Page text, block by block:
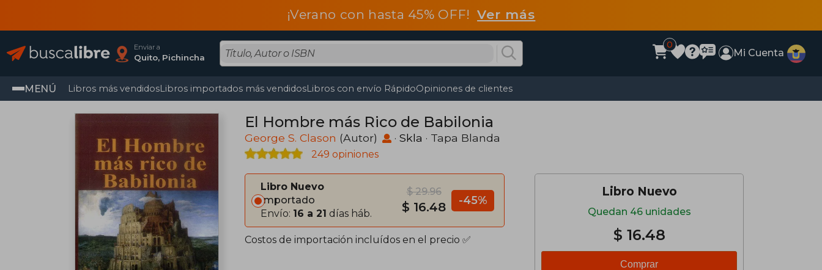
¡Verano con hasta 45% OFF!Ver más
Enviar a
Quito, Pichincha
0
Mi Cuenta
MENÚ Libros más vendidosLibros importados más vendidosLibros con envío RápidoOpiniones de clientes
El Hombre más Rico de Babilonia
George S. Clason (Autor) · Skla · Tapa Blanda
249 opiniones
Libro Nuevo
Importado
Envío: 16 a 21 días háb.
$ 29.96
$ 16.48 -45%
Costos de importación incluídos en el precio ✅
Libro Nuevo
Quedan 46 unidades
$ 16.48
Comprar